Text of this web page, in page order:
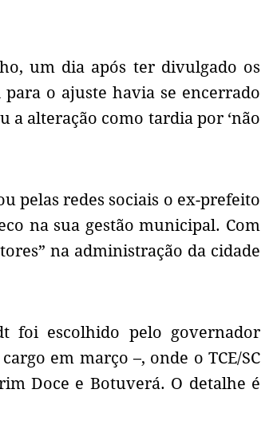
um dia após ter divulgado os
o ajuste havia se encerrado
a alteração como tardia por ‘não
pelas redes sociais o ex-prefeito
na sua gestão municipal. Com
na administração da cidade
foi escolhido pelo governador
em março –, onde o TCE/SC
Doce e Botuverá. O detalhe é